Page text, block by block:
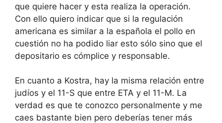
que quiere hacer y esta realiza la operación.
Con ello quiero indicar que si la regulación
americana es similar a la española el pollo en
cuestión no ha podido liar esto sólo sino que el
depositario es cómplice y responsable.
En cuanto a Kostra, hay la misma relación entre
judíos y el 11-S que entre ETA y el 11-M. La
verdad es que te conozco personalmente y me
caes bastante bien pero deberías tener más